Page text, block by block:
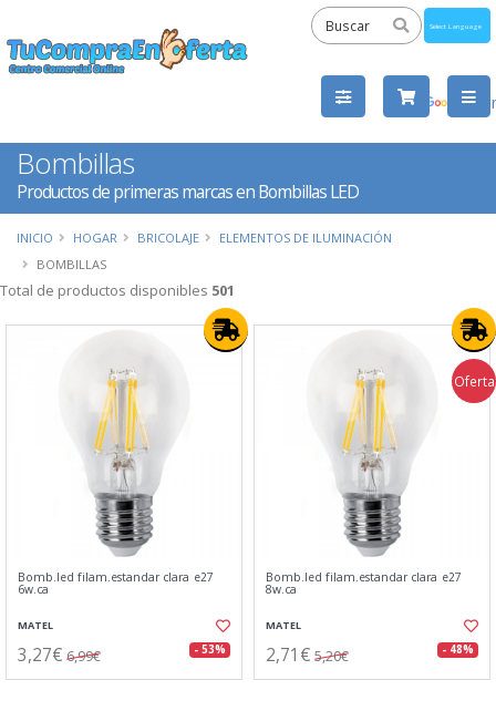
by
Bombillas
Productos de primeras marcas en Bombillas LED
INICIO HOGAR BRICOLAJE
ELEMENTOS DE ILUMINACIÓN
BOMBILLAS
Total de productos disponibles 501
Bomb.led filam.estandar clara e27
6w.ca
MATEL
3,27€ 6,99€ - 53%
Oferta
Bomb.led filam.estandar clara e27
8w.ca
MATEL
2,71€ 5,20€ - 48%